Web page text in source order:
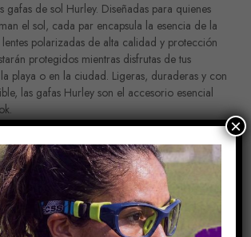
gafas de sol Hurley. Diseñadas para quienes
el sol, cada par encapsula la esencia de la
polarizadas de alta calidad y protección
protegidos mientras disfrutas de tus
playa o en la ciudad. Ligeras, duraderas y con
las gafas Hurley son el accesorio esencial
Añadir Al Carrito
×